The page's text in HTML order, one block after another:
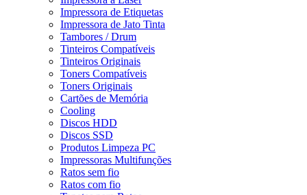
Impressora de Etiquetas
Impressora de Jato Tinta
Tambores / Drum
Tinteiros Compatíveis
Tinteiros Originais
Toners Compatíveis
Toners Originais
Cartões de Memória
Cooling
Discos HDD
Discos SSD
Produtos Limpeza PC
Impressoras Multifunções
Ratos sem fio
Ratos com fio